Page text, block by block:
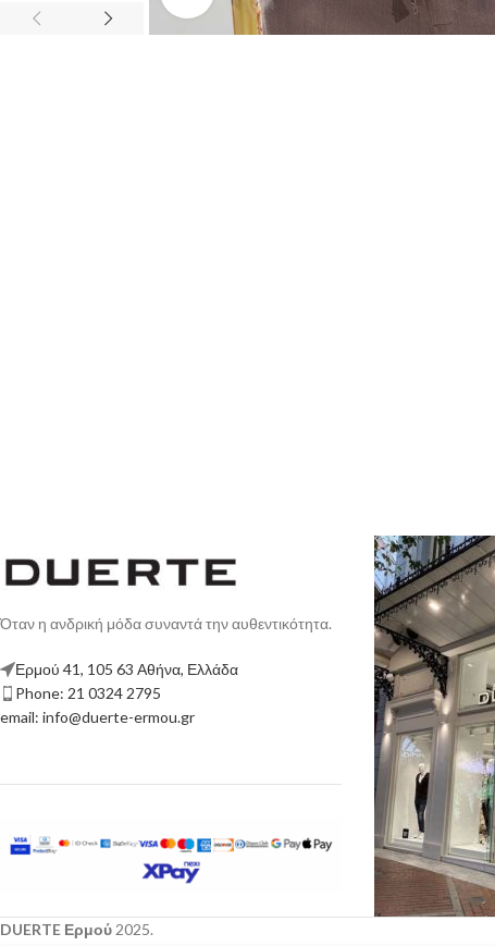
Όταν η ανδρική μόδα συναντά την αυθεντικότητα.
Ερμού 41, 105 63 Αθήνα, Ελλάδα
Phone: 21 0324 2795
email: info@duerte-ermou.gr
DUERTE Ερμού 2025.